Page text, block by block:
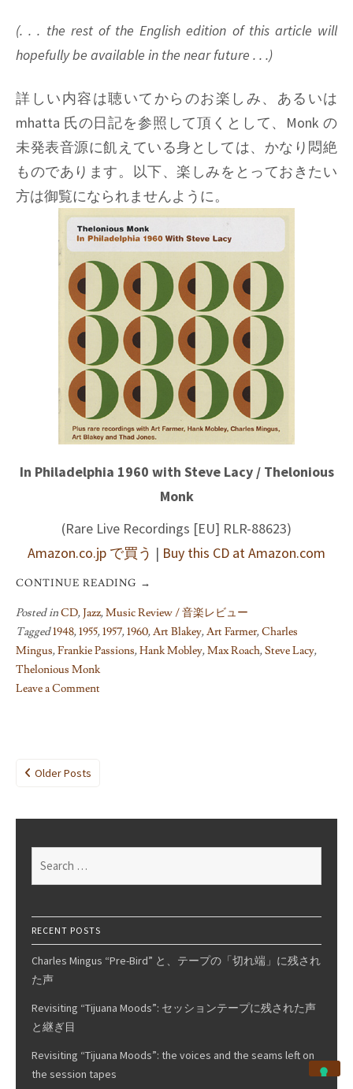
(. . . the rest of the English edition of this article will
hopefully be available in the near future . . .)
詳しい内容は聴いてからのお楽しみ、あるいは
mhatta 氏の日記を参照して頂くとして、 Monk の
未発表音源に飢えている身としては、かなり悶絶
ものであります。以下、楽しみをとっておきたい
方は御覧になられませんように。
In Philadelphia 1960 with Steve Lacy / Thelonious
Monk
(Rare Live Recordings [EU] RLR-88623)
Amazon.co.jp で買う | Buy this CD at Amazon.com
CONTINUE READING →
Posted inCD,Jazz,Music Review / 音楽レビュー
Tagged1948,1955,1957,1960,Art Blakey,Art Farmer,Charles
Mingus,Frankie Passions,Hank Mobley,Max Roach,Steve Lacy,
Thelonious Monk
Leave a Comment
with
Posts
Older Posts
for:
RECENT POSTS
Charles Mingus “Pre-Bird” と、テープの「切れ端」に残され
た声
Revisiting “Tijuana Moods”: セッションテープに残された声
と継ぎ目
Revisiting “Tijuana Moods”: the voices and the seams left on
the session tapes